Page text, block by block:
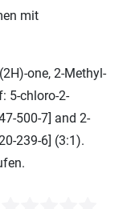
mit
one, 2-Methyl-
5-chloro-2-
500-7] and 2-
239-6] (3:1).